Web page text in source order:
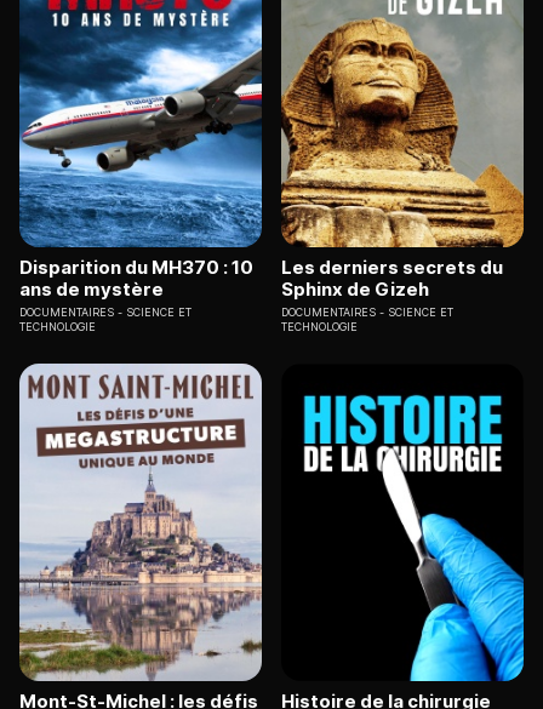
Disparition du MH370 : 10
ans de mystère
DOCUMENTAIRES
SCIENCE ET
TECHNOLOGIE
Les derniers secrets du
Sphinx de Gizeh
DOCUMENTAIRES
SCIENCE ET
TECHNOLOGIE
Mont-St-Michel : les défis
Histoire de la chirurgie